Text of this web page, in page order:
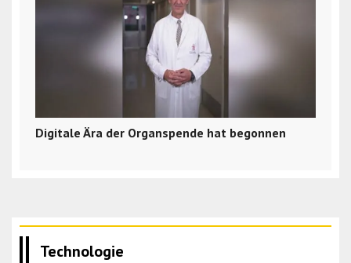
Digitale Ära der Organspende hat begonnen
Technologie